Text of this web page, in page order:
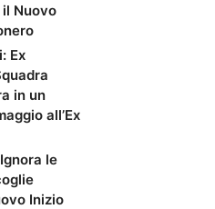
Nuovo
Ex
in un
all’Ex
le
Inizio